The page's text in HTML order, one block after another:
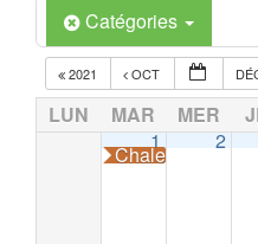
Catégories
2021 OCT
LUN MAR MER
1
Chalet La
2